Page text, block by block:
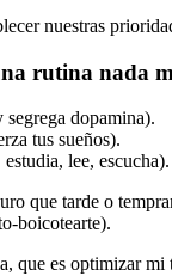
nuestras
rutina nada
dopamina).
tus sueños).
lee, escucha).
que tarde o
boicotearte).
que es optimizar mi